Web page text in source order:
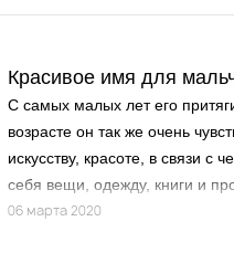
Красивое имя для
С самых малых лет его
возрасте он так же очень
искусству, красоте, в связи с
себя вещи, одежду, книги и
06 марта 2020